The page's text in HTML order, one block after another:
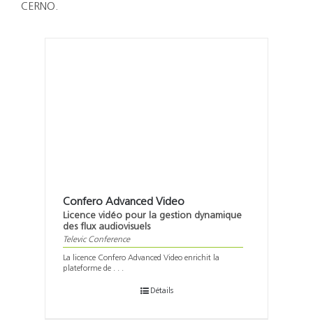
CERNO.
Confero Advanced Video
Licence vidéo pour la gestion dynamique
des flux audiovisuels
Televic Conference
La licence Confero Advanced Video enrichit la
plateforme de . . .
Détails